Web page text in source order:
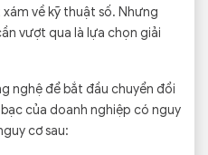
về kỹ thuật số. Nhưng
vượt qua là lựa chọn giải
nghệ để bắt đầu chuyển đổi
của doanh nghiệp có nguy
cơ sau: